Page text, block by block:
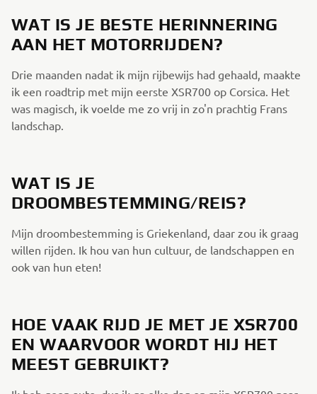
WAT IS JE BESTE HERINNERING
AAN HET MOTORRIJDEN?
Drie maanden nadat ik mijn rijbewijs had gehaald, maakte
ik een roadtrip met mijn eerste XSR700 op Corsica. Het
was magisch, ik voelde me zo vrij in zo'n prachtig Frans
landschap.
WAT IS JE
DROOMBESTEMMING/REIS?
Mijn droombestemming is Griekenland, daar zou ik graag
willen rijden. Ik hou van hun cultuur, de landschappen en
ook van hun eten!
HOE VAAK RIJD JE MET JE XSR700
EN WAARVOOR WORDT HIJ HET
MEEST GEBRUIKT?